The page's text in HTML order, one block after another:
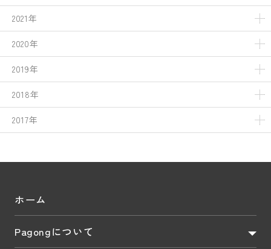
2021年
2020年
2019年
2018年
2017年
ホーム
Pagongについて